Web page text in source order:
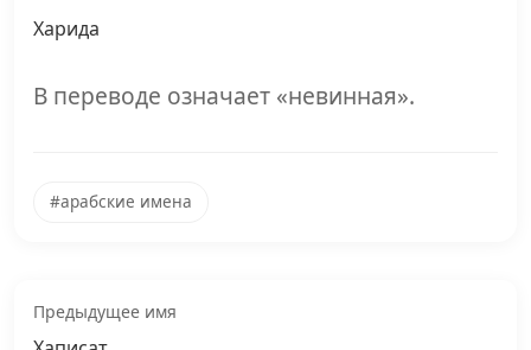
Харида
В переводе означает «невинная».
#арабские имена
Предыдущее имя